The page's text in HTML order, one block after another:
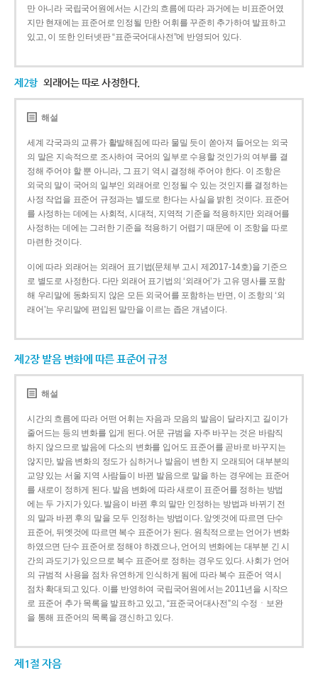
만 아니라 국립국어원에서는 시간의 흐름에 따라 과거에는 비표준어였
지만 현재에는 표준어로 인정될 만한 어휘를 꾸준히 추가하여 발표하고
있고, 이 또한 인터넷판 “표준국어대사전”에 반영되어 있다.
제2항 외래어는 따로 사정한다.
해설
세계 각국과의 교류가 활발해짐에 따라 물밀 듯이 쏟아져 들어오는 외국
의 말은 지속적으로 조사하여 국어의 일부로 수용할 것인가의 여부를 결
정해 주어야 할 뿐 아니라, 그 표기 역시 결정해 주어야 한다. 이 조항은
외국의 말이 국어의 일부인 외래어로 인정될 수 있는 것인지를 결정하는
사정 작업을 표준어 규정과는 별도로 한다는 사실을 밝힌 것이다. 표준어
를 사정하는 데에는 사회적, 시대적, 지역적 기준을 적용하지만 외래어를
사정하는 데에는 그러한 기준을 적용하기 어렵기 때문에 이 조항을 따로
마련한 것이다.
이에 따라 외래어는 외래어 표기법(문체부 고시 제2017-14호)을 기준으
로 별도로 사정한다. 다만 외래어 표기법의 ‘외래어’가 고유 명사를 포함
해 우리말에 동화되지 않은 모든 외국어를 포함하는 반면, 이 조항의 ‘외
래어’는 우리말에 편입된 말만을 이르는 좁은 개념이다.
제2장 발음 변화에 따른 표준어 규정
해설
시간의 흐름에 따라 어떤 어휘는 자음과 모음의 발음이 달라지고 길이가
줄어드는 등의 변화를 입게 된다. 어문 규범을 자주 바꾸는 것은 바람직
하지 않으므로 발음에 다소의 변화를 입어도 표준어를 곧바로 바꾸지는
않지만, 발음 변화의 정도가 심하거나 발음이 변한 지 오래되어 대부분의
교양 있는 서울 지역 사람들이 바뀐 발음으로 말을 하는 경우에는 표준어
를 새로이 정하게 된다. 발음 변화에 따라 새로이 표준어를 정하는 방법
에는 두 가지가 있다. 발음이 바뀐 후의 말만 인정하는 방법과 바뀌기 전
의 말과 바뀐 후의 말을 모두 인정하는 방법이다. 앞엣것에 따르면 단수
표준어, 뒤엣것에 따르면 복수 표준어가 된다. 원칙적으로는 언어가 변화
하였으면 단수 표준어로 정해야 하겠으나, 언어의 변화에는 대부분 긴 시
간의 과도기가 있으므로 복수 표준어로 정하는 경우도 있다. 사회가 언어
의 규범적 사용을 점차 유연하게 인식하게 됨에 따라 복수 표준어 역시
점차 확대되고 있다. 이를 반영하여 국립국어원에서는 2011년을 시작으
로 표준어 추가 목록을 발표하고 있고, “표준국어대사전”의 수정ㆍ보완
을 통해 표준어의 목록을 갱신하고 있다.
제1절 자음